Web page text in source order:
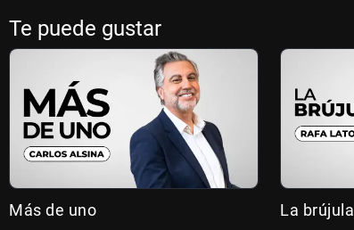
Te puede gustar
Más de uno La brújula